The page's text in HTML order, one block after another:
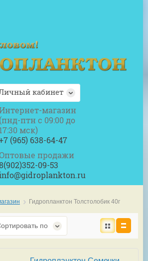
кабинет
магазин
(пнд-птн с 09:00 до
17:30 мск)
(965) 638-64-47
продажи
09-53
Гидропланктон Толстолобик 40г
по